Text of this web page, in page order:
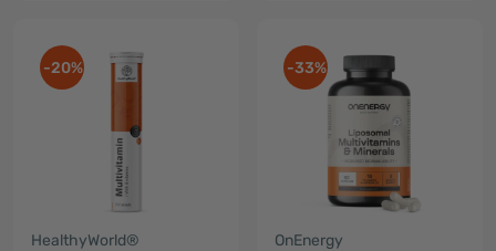
-20%
HealthyWorld®
-33%
OnEnergy